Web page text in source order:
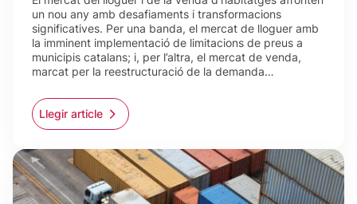
un nou any amb desafiaments i transformacions
significatives. Per una banda, el mercat de lloguer amb
la imminent implementació de limitacions de preus a
municipis catalans; i, per l’altra, el mercat de venda,
marcat per la reestructuració de la demanda…
Llegir article